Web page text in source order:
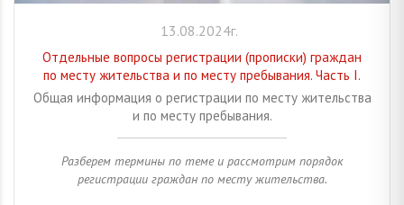
13.08.2024г.
Отдельные вопросы регистрации (прописки) граждан
по месту жительства и по месту пребывания. Часть I.
Общая информация о регистрации по месту жительства
и по месту пребывания.
Разберем термины по теме и рассмотрим порядок
регистрации граждан по месту жительства.